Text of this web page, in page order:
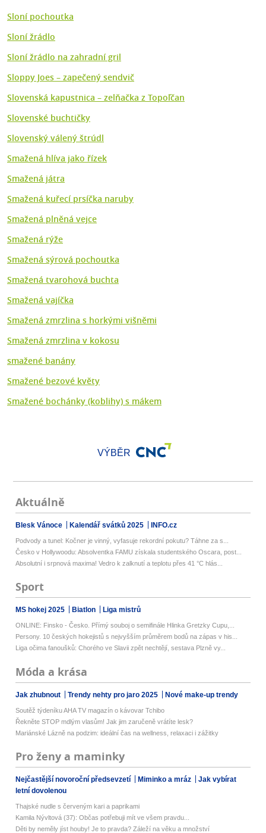
Sloní pochoutka
Sloní žrádlo
Sloní žrádlo na zahradní gril
Sloppy Joes – zapečený sendvič
Slovenská kapustnica – zelňačka z Topoľčan
Slovenské buchtičky
Slovenský válený štrúdl
Smažená hlíva jako řízek
Smažená játra
Smažená kuřecí prsíčka naruby
Smažená plněná vejce
Smažená rýže
Smažená sýrová pochoutka
Smažená tvarohová buchta
Smažená vajíčka
Smažená zmrzlina s horkými višněmi
Smažená zmrzlina v kokosu
smažené banány
Smažené bezové květy
Smažené bochánky (koblihy) s mákem
VÝBĚR
Aktuálně
Blesk Vánoce Kalendář svátků 2025 INFO.cz
Podvody a tunel: Kočner je vinný, vyfasuje rekordní pokutu? Táhne za s...
Česko v Hollywoodu: Absolventka FAMU získala studentského Oscara, post...
Absolutní i srpnová maxima! Vedro k zalknutí a teplotu přes 41 °C hlás...
Sport
MS hokej 2025 Biatlon Liga mistrů
ONLINE: Finsko - Česko. Přímý souboj o semifinále Hlinka Gretzky Cupu,...
Persony. 10 českých hokejistů s nejvyšším průměrem bodů na zápas v his...
Liga očima fanoušků: Chorého ve Slavii zpět nechtějí, sestava Plzně vy...
Móda a krása
Jak zhubnout Trendy nehty pro jaro 2025 Nové make-up trendy
Soutěž týdeníku AHA TV magazín o kávovar Tchibo
Řekněte STOP mdlým vlasům! Jak jim zaručeně vrátíte lesk?
Mariánské Lázně na podzim: ideální čas na wellness, relaxaci i zážitky
Pro ženy a maminky
Nejčastější novoroční předsevzetí Miminko a mráz
Jak vybírat
letní dovolenou
Thajské nudle s červeným kari a paprikami
Kamila Nývltová (37): Občas potřebuji mít ve všem pravdu...
Děti by neměly jíst houby! Je to pravda? Záleží na věku a množství